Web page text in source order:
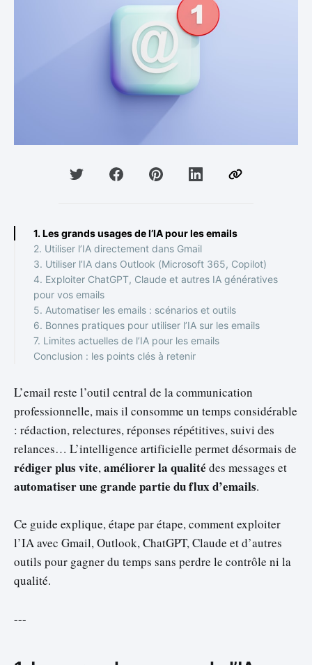
1. Les grands usages de l’IA pour les emails
2. Utiliser l’IA directement dans Gmail
3. Utiliser l’IA dans Outlook (Microsoft 365, Copilot)
4. Exploiter ChatGPT, Claude et autres IA génératives
pour vos emails
5. Automatiser les emails : scénarios et outils
6. Bonnes pratiques pour utiliser l’IA sur les emails
7. Limites actuelles de l’IA pour les emails
Conclusion : les points clés à retenir
L’email reste l’outil central de la communication
professionnelle, mais il consomme un temps considérable
: rédaction, relectures, réponses répétitives, suivi des
relances… L’intelligence artificielle permet désormais de
rédiger plus vite,améliorer la qualité des messages et
automatiser une grande partie du flux d’emails.
Ce guide explique, étape par étape, comment exploiter
l’IA avec Gmail, Outlook, ChatGPT, Claude et d’autres
outils pour gagner du temps sans perdre le contrôle ni la
qualité.
---